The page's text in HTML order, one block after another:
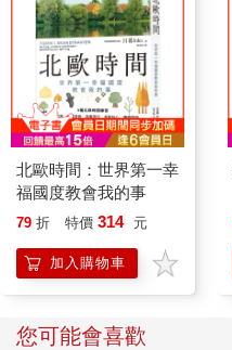
北歐時間：世界第一幸
福國度教會我的事
79 折 特價 314 元
加入購物車
您可能會喜歡